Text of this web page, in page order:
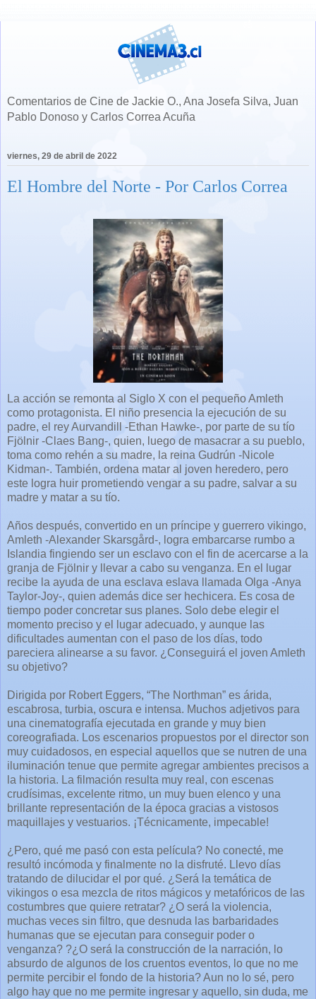
Comentarios de Cine de Jackie O., Ana Josefa Silva, Juan
Pablo Donoso y Carlos Correa Acuña
viernes, 29 de abril de 2022
El Hombre del Norte - Por Carlos Correa
La acción se remonta al Siglo X con el pequeño Amleth
como protagonista. El niño presencia la ejecución de su
padre, el rey Aurvandill -Ethan Hawke-, por parte de su tío
Fjölnir -Claes Bang-, quien, luego de masacrar a su pueblo,
toma como rehén a su madre, la reina Gudrún -Nicole
Kidman-. También, ordena matar al joven heredero, pero
este logra huir prometiendo vengar a su padre, salvar a su
madre y matar a su tío.
Años después, convertido en un príncipe y guerrero vikingo,
Amleth -Alexander Skarsgård-, logra embarcarse rumbo a
Islandia fingiendo ser un esclavo con el fin de acercarse a la
granja de Fjölnir y llevar a cabo su venganza. En el lugar
recibe la ayuda de una esclava eslava llamada Olga -Anya
Taylor-Joy-, quien además dice ser hechicera. Es cosa de
tiempo poder concretar sus planes. Solo debe elegir el
momento preciso y el lugar adecuado, y aunque las
dificultades aumentan con el paso de los días, todo
pareciera alinearse a su favor. ¿Conseguirá el joven Amleth
su objetivo?
Dirigida por Robert Eggers, “The Northman” es árida,
escabrosa, turbia, oscura e intensa. Muchos adjetivos para
una cinematografía ejecutada en grande y muy bien
coreografiada. Los escenarios propuestos por el director son
muy cuidadosos, en especial aquellos que se nutren de una
iluminación tenue que permite agregar ambientes precisos a
la historia. La filmación resulta muy real, con escenas
crudísimas, excelente ritmo, un muy buen elenco y una
brillante representación de la época gracias a vistosos
maquillajes y vestuarios. ¡Técnicamente, impecable!
¿Pero, qué me pasó con esta película? No conecté, me
resultó incómoda y finalmente no la disfruté. Llevo días
tratando de dilucidar el por qué. ¿Será la temática de
vikingos o esa mezcla de ritos mágicos y metafóricos de las
costumbres que quiere retratar? ¿O será la violencia,
muchas veces sin filtro, que desnuda las barbaridades
humanas que se ejecutan para conseguir poder o
venganza? ?¿O será la construcción de la narración, lo
absurdo de algunos de los cruentos eventos, lo que no me
permite percibir el fondo de la historia? Aun no lo sé, pero
algo hay que no me permite ingresar y aquello, sin duda, me